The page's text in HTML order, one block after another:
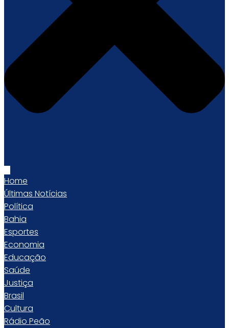
Home
Últimas Notícias
Política
Bahia
Esportes
Economia
Educação
Saúde
Justiça
Brasil
Cultura
Rádio Peão